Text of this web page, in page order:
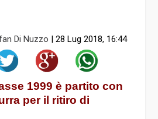
Di Nuzzo |28 Lug 2018, 16:44
1999 è partito con
per il ritiro di